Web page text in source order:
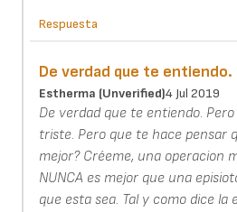
Respuesta
De verdad que te entiendo.
Estherma (unverified)4 Jul 2019
De verdad que te entiendo.
triste. Pero que te hace pensar
mejor? Créeme, una operacion
NUNCA es mejor que una
que esta sea. Tal y como dice